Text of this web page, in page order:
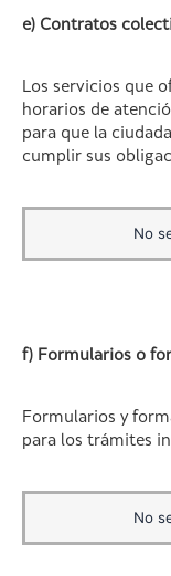
e) Contratos
Los servicios que
horarios de
para que la
cumplir sus
No
f) Formularios o
Formularios y
para los trámites
No